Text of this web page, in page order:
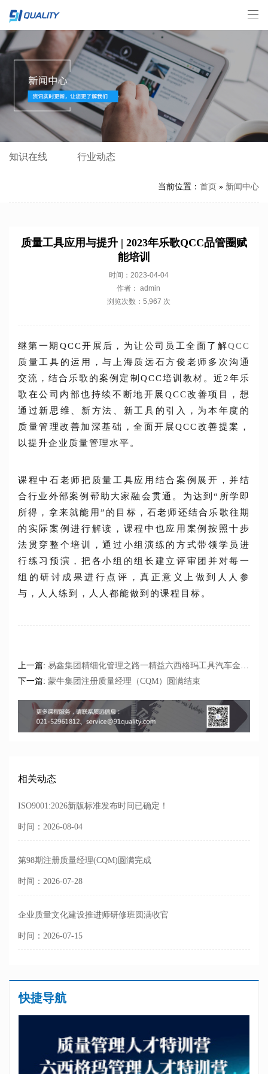
知识在线 行业动态
当前位置： 首页 » 新闻中心
质量工具应用与提升 | 2023年乐歌QCC品管圈赋
能培训
时间：2023-04-04
作者： admin
浏览次数：5,967 次
继第一期QCC开展后，为让公司员工全面了解QCC
质量工具的运用，与上海质远石方俊老师多次沟通
交流，结合乐歌的案例定制QCC培训教材。近2年乐
歌在公司内部也持续不断地开展QCC改善项目，想
通过新思维、新方法、新工具的引入，为本年度的
质量管理改善加深基础，全面开展QCC改善提案，
以提升企业质量管理水平。
课程中石老师把质量工具应用结合案例展开，并结
合行业外部案例帮助大家融会贯通。为达到“所学即
所得，拿来就能用”的目标，石老师还结合乐歌往期
的实际案例进行解读，课程中也应用案例按照十步
法贯穿整个培训，通过小组演练的方式带领学员进
行练习预演，把各小组的组长建立评审团并对每一
组的研讨成果进行点评，真正意义上做到人人参
与，人人练到，人人都能做到的课程目标。
上一篇: 易鑫集团精细化管理之路一精益六西格玛工具汽车金融领域的应用探索
下一篇: 蒙牛集团注册质量经理（CQM）圆满结束
相关动态
ISO9001:2026新版标准发布时间已确定！
时间：2026-08-04
第98期注册质量经理(CQM)圆满完成
时间：2026-07-28
企业质量文化建设推进师研修班圆满收官
时间：2026-07-15
快捷导航